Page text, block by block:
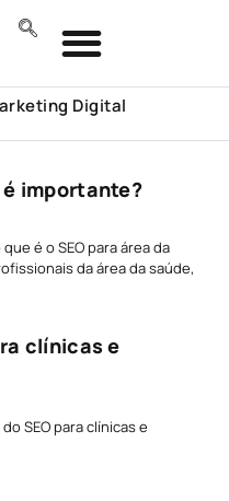
Digital
é importante?
é o SEO para área da
da área da saúde,
clínicas e
SEO para clínicas e